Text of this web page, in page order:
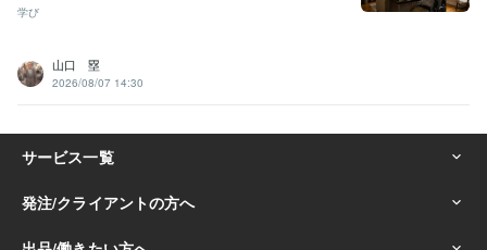
学び
山口 塁
2026/08/07 14:30